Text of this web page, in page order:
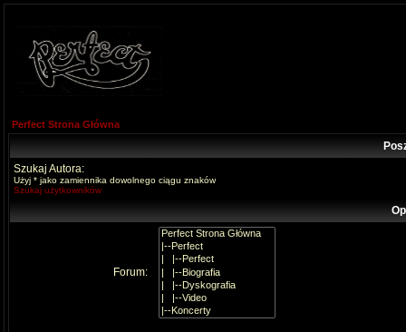
Perfect Strona Główna
Szukaj Autora:
Użyj * jako zamiennika dowolnego ciągu znaków
Szukaj użytkowników
Forum: